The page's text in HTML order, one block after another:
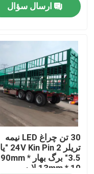
محصولات
فیلم های
درباره ما
تور کارخانه
ارسال سؤال
30 تن چراغ LED نیمه
تریلر 24V Kin Pin 2 "یا
3.5" برگ بهار 90mm *
13mm * 10 لایه